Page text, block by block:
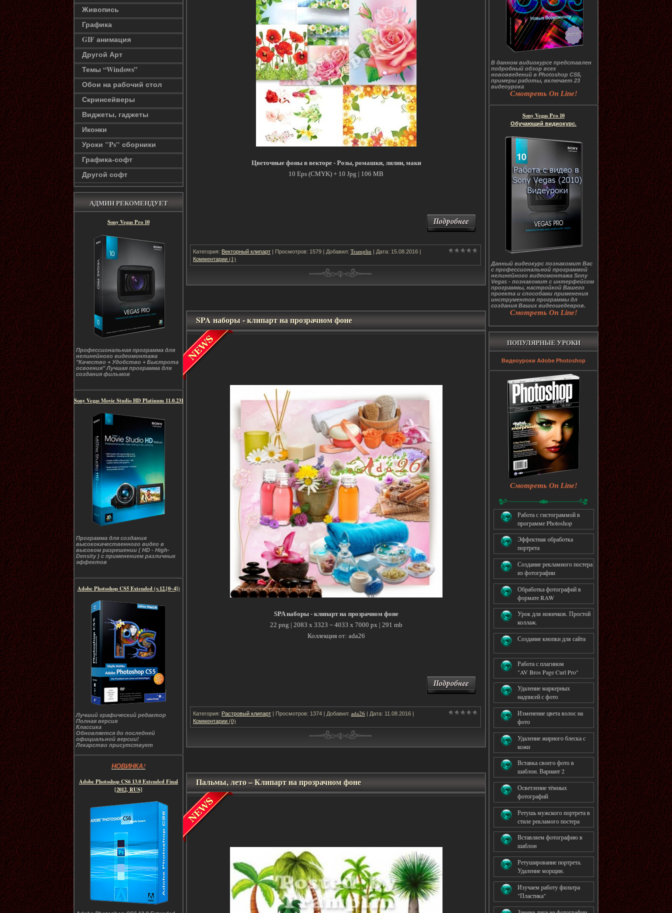
Живопись
Графика
GIF анимация
Другой Арт
Темы “Windows”
Обои на рабочий стол
Скринсейверы
Виджеты, гаджеты
Иконки
Уроки "Ps" сборники
Графика-софт
Другой софт
АДМИН РЕКОМЕНДУЕТ
Sony Vegas Pro 10
Профессиональная программа для
нелинейного видеомонтажа
"Качество + Удобство + Быстрота
освоения" Лучшая программа для
создания фильмов
Sony Vegas Movie Studio HD Platinum 11.0.231
Программа для создания
высококачественного видео в
высоком разрешении ( HD - High-
Density ) с применением различных
эффектов
Adobe Photoshop CS5 Extended (v.12.[0~4])
Лучший графический редактор
Полная версия
Классика
Обновляется до последней
официальной версии!
Лекарство присутствует
НОВИНКА!
Adobe Photoshop CS6 13.0 Extended Final
[2012, RUS]
В данном видиокурсе представлен
подробный обзор всех
нововведений в Photoshop CS5,
примеры работы, включает 23
видеоурока
Смотреть On Line!
Sony Vegas Pro 10
Обучающий видиокурс.
Данный видеокурс познакомит Вас
с профессиональной программой
нелинейного видеомонтажа Sony
Vegas - познакомит с интерфейсом
программы, настройкой Вашего
проекта и способами применения
инструментов программы дл
создания Ваших видеошедевров.
Смотреть On Line!
ПОПУЛЯРНЫЕ УРОКИ
Видеоуроки Adobe Photoshop
Смотреть On Line!
Работа с гистограммой в
программе Photoshop
Эффектная обработка
портрета
Создание рекламного постера
из фотографии
Обработка фотографий в
формате RAW
Урок для новичков. Простой
коллаж.
Создание кнопки для сайта
Работа с плагином
"AV Bros Page Curl Pro"
Удаление маркерных
надписей с фото
Изменение цвета волос на
фото
Удаление жирного блеска с
кожи
Вставка своего фото в
шаблон. Вариант 2
Осветление тёмных
фотографий
Ретушь мужского портрета в
стиле рекламого постера
Вставляем фотографию в
шаблон
Ретуширование портрета.
Удаление морщин.
Изучаем работу фильтра
"Пластика"
Цветочные фоны в векторе - Розы, ромашки, лилии, маки
10 Eps (CMYK) + 10 Jpg | 106 MB
Категория: Векторный клипарт | Просмотров: 1579 | Добавил: Tramplin | Дата: 15.08.2016 |
Комментарии (1)
SPA наборы - клипарт на прозрачном фоне
SPA наборы - клипарт на прозрачном фоне
22 png | 2083 x 3323 ~ 4033 x 7000 px | 291 mb
Коллекция от: ada26
Категория: Растровый клипарт | Просмотров: 1374 | Добавил: ada26 | Дата: 11.08.2016 |
Комментарии (0)
Пальмы, лето – Клипарт на прозрачном фоне